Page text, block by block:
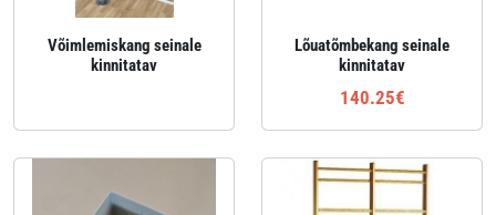
Võimlemiskang seinale
kinnitatav
Lõuatõmbekang seinale
kinnitatav
140.25€